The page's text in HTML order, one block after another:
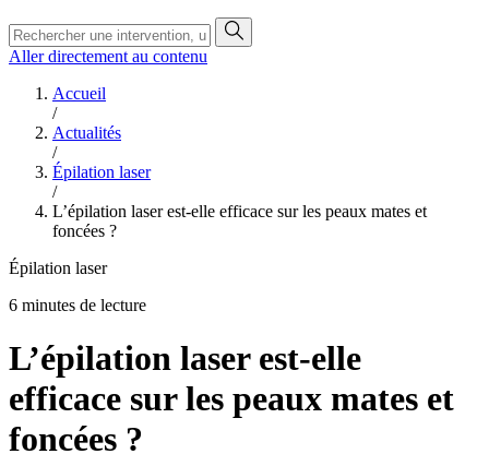
Aller directement au contenu
Accueil
/
Actualités
/
Épilation laser
/
L’épilation laser est-elle efficace sur les peaux mates et
foncées ?
Épilation laser
6 minutes de lecture
L’épilation laser est-elle
efficace sur les peaux mates et
foncées ?